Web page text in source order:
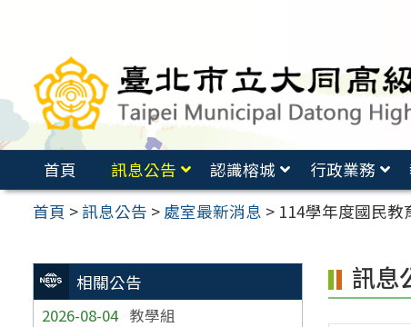
要
容
首頁 訊息公告 認識榕城 行政業務
首頁 >訊息公告 > 處室最新消息 > 114學年度國民
相關公告
2026-08-04 教學組
訊息